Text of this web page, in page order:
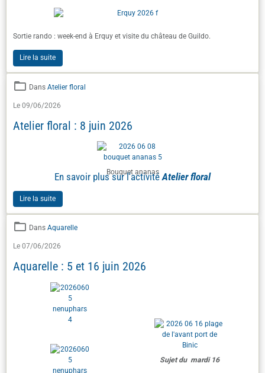
Sortie rando : week-end à Erquy et visite du château de Guildo.
Lire la suite
Dans Atelier floral
Le 09/06/2026
Atelier floral : 8 juin 2026
Bouquet ananas
En savoir plus sur l'activité Atelier floral
Lire la suite
Dans Aquarelle
Le 07/06/2026
Aquarelle : 5 et 16 juin 2026
Sujet du mardi 16